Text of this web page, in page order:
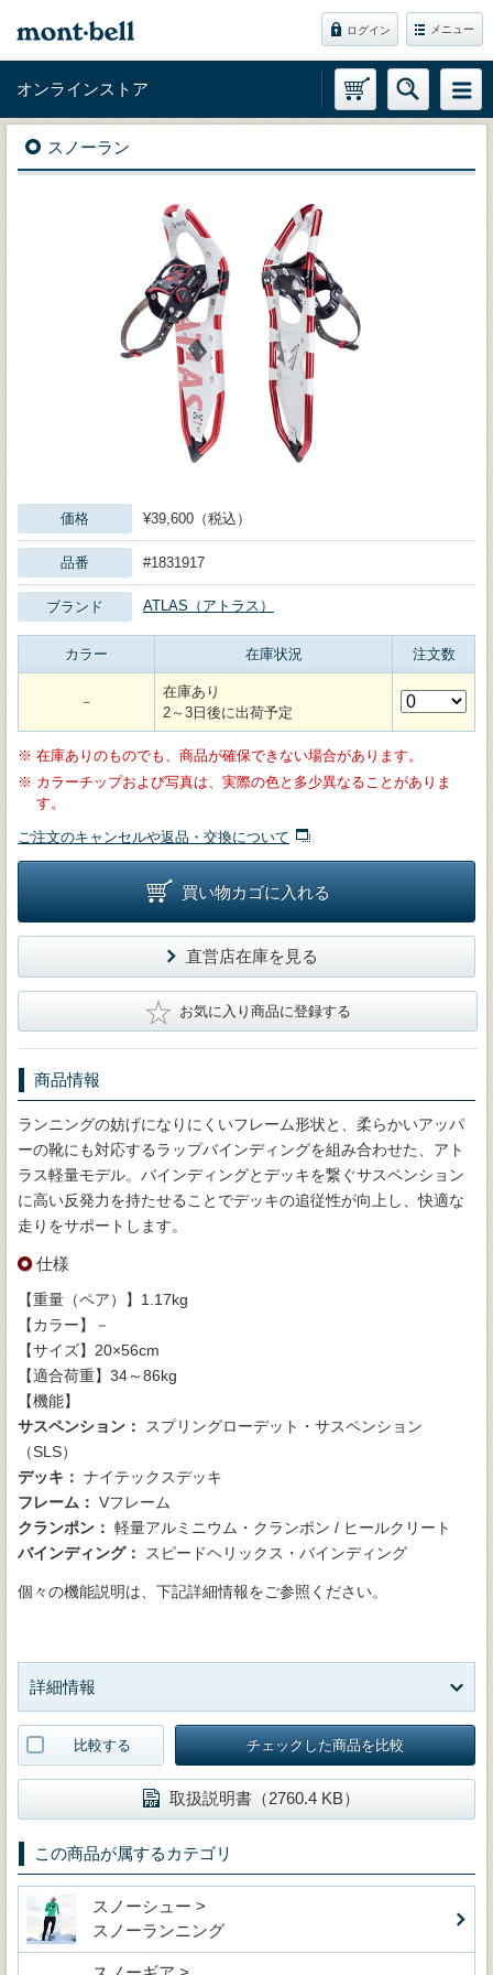
ログイン メニュー
オンラインストア
スノーラン
価格 ¥39,600（税込）
品番 #1831917
ブランド ATLAS（アトラス）
カラー 在庫状況 注文数
－
在庫あり
2～3日後に出荷予定
※ 在庫ありのものでも、商品が確保できない場合があります。
※ カラーチップおよび写真は、実際の色と多少異なることがありま
す。
ご注文のキャンセルや返品・交換について
買い物カゴに入れる
直営店在庫を見る
★ お気に入り商品に登録する
商品情報
ランニングの妨げになりにくいフレーム形状と、柔らかいアッパ
ーの靴にも対応するラップバインディングを組み合わせた、アト
ラス軽量モデル。バインディングとデッキを繋ぐサスペンション
に高い反発力を持たせることでデッキの追従性が向上し、快適な
走りをサポートします。
仕様
【重量（ペア）】1.17kg
【カラー】－
【サイズ】20×56cm
【適合荷重】34～86kg
【機能】
サスペンション：
スプリングローデット・サスペンション
（SLS）
デッキ： ナイテックスデッキ
フレーム： Vフレーム
クランポン： 軽量アルミニウム・クランポン / ヒールクリート
バインディング：
スピードヘリックス・バインディング
個々の機能説明は、下記詳細情報をご参照ください。
詳細情報
比較する チェックした商品を比較
取扱説明書（2760.4 KB）
この商品が属するカテゴリ
スノーシュー >
スノーランニング